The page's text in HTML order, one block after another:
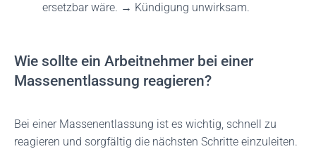
ersetzbar wäre. → Kündigung unwirksam.
Wie sollte ein Arbeitnehmer bei einer
Massenentlassung reagieren?
Bei einer Massenentlassung ist es wichtig, schnell zu
reagieren und sorgfältig die nächsten Schritte einzuleiten.